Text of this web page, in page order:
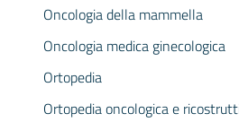
Oncologia della mammella
Oncologia medica ginecologica
Ortopedia
Ortopedia oncologica e